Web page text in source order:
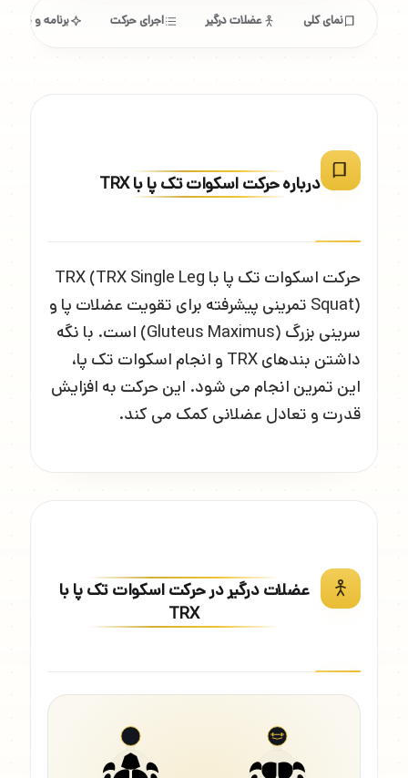
نمای کلی عضلات درگیر اجرای حرکت برنامه و
درباره حرکت اسکوات تک پا با TRX
حرکت اسکوات تک پا با TRX (TRX Single Leg
Squat) تمرینی پیشرفته برای تقویت عضلات پا و
سرینی بزرگ (Gluteus Maximus) است. با نگه
داشتن بندهای TRX و انجام اسکوات تک پا،
این تمرین انجام می شود. این حرکت به افزایش
قدرت و تعادل عضلانی کمک می کند.
عضلات درگیر در حرکت اسکوات تک پا با
TRX